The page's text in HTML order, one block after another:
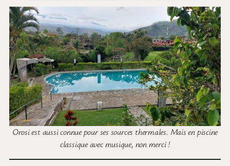
Orosi est aussi connue pour ses sources thermales. Mais en piscine
classique avec musique, non merci !